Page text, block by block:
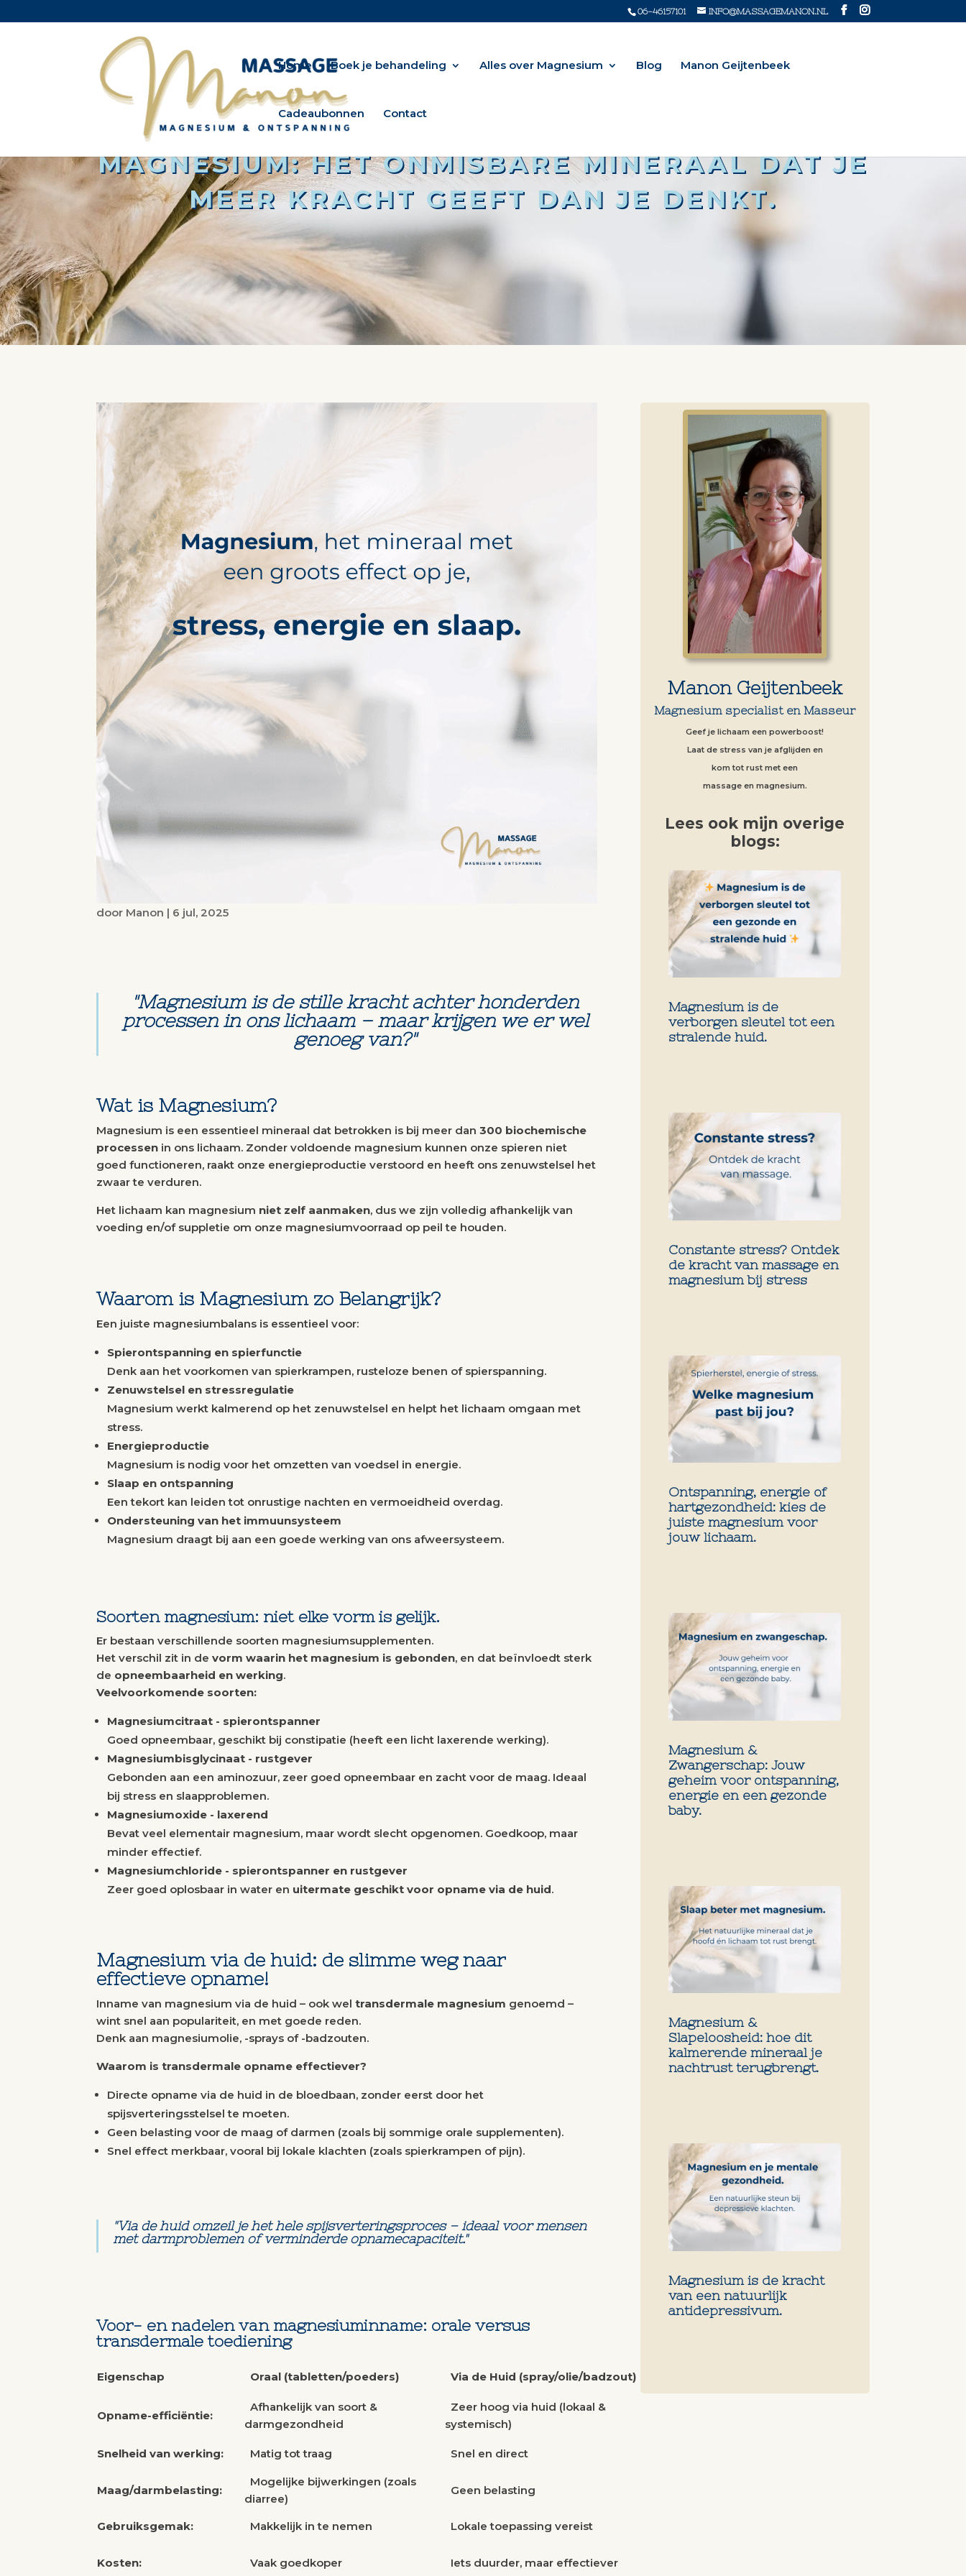
06-46157101 INFO@MASSAGEMANON.NL
Home Boek je behandeling Alles over Magnesium Blog Manon Geijtenbeek
Cadeaubonnen Contact
MAGNESIUM: HET ONMISBARE MINERAAL DAT JE
MEER KRACHT GEEFT DAN JE DENKT.
door Manon | 6 jul, 2025
"Magnesium is de stille kracht achter honderden
processen in ons lichaam – maar krijgen we er wel
genoeg van?"
Wat is Magnesium?
Magnesium is een essentieel mineraal dat betrokken is bij meer dan300 biochemische
processen in ons lichaam. Zonder voldoende magnesium kunnen onze spieren niet
goed functioneren, raakt onze energieproductie verstoord en heeft ons zenuwstelsel het
zwaar te verduren.
Het lichaam kan magnesium niet zelf aanmaken, dus we zijn volledig afhankelijk van
voeding en/of suppletie om onze magnesiumvoorraad op peil te houden.
Waarom is Magnesium zo Belangrijk?
Een juiste magnesiumbalans is essentieel voor:
Spierontspanning en spierfunctie
Denk aan het voorkomen van spierkrampen, rusteloze benen of spierspanning.
Zenuwstelsel en stressregulatie
Magnesium werkt kalmerend op het zenuwstelsel en helpt het lichaam omgaan met
stress.
Energieproductie
Magnesium is nodig voor het omzetten van voedsel in energie.
Slaap en ontspanning
Een tekort kan leiden tot onrustige nachten en vermoeidheid overdag.
Ondersteuning van het immuunsysteem
Magnesium draagt bij aan een goede werking van ons afweersysteem.
Soorten magnesium: niet elke vorm is gelijk.
Er bestaan verschillende soorten magnesiumsupplementen.
Het verschil zit in devorm waarin het magnesium is gebonden, en dat beïnvloedt sterk
de opneembaarheid en werking.
Veelvoorkomende soorten:
Magnesiumcitraat - spierontspanner
Goed opneembaar, geschikt bij constipatie (heeft een licht laxerende werking).
Magnesiumbisglycinaat - rustgever
Gebonden aan een aminozuur, zeer goed opneembaar en zacht voor de maag. Ideaal
bij stress en slaapproblemen.
Magnesiumoxide - laxerend
Bevat veel elementair magnesium, maar wordt slecht opgenomen. Goedkoop, maar
minder effectief.
Magnesiumchloride - spierontspanner en rustgever
Zeer goed oplosbaar in water en uitermate geschikt voor opname via de huid.
Magnesium via de huid: de slimme weg naar
effectieve opname!
Inname van magnesium via de huid – ook weltransdermale magnesium genoemd –
wint snel aan populariteit, en met goede reden.
Denk aan magnesiumolie, -sprays of -badzouten.
Waarom is transdermale opname effectiever?
Directe opname via de huid in de bloedbaan, zonder eerst door het
spijsverteringsstelsel te moeten.
Geen belasting voor de maag of darmen (zoals bij sommige orale supplementen).
Snel effect merkbaar, vooral bij lokale klachten (zoals spierkrampen of pijn).
"Via de huid omzeil je het hele spijsverteringsproces – ideaal voor mensen
met darmproblemen of verminderde opnamecapaciteit."
Voor- en nadelen van magnesiuminname: orale versus
transdermale toediening
Eigenschap Oraal (tabletten/poeders) Via de Huid (spray/olie/badzout)
Opname-efficiëntie:
Afhankelijk van soort &
darmgezondheid
Zeer hoog via huid (lokaal &
systemisch)
Snelheid van werking: Matig tot traag Snel en direct
Maag/darmbelasting:
Mogelijke bijwerkingen (zoals
diarree)
Geen belasting
Gebruiksgemak: Makkelijk in te nemen Lokale toepassing vereist
Kosten: Vaak goedkoper Iets duurder, maar effectiever
Manon Geijtenbeek
Magnesium specialist en Masseur
Geef je lichaam een powerboost!
Laat de stress van je afglijden en
kom tot rust met een
massage en magnesium.
Lees ook mijn overige
blogs:
Magnesium is de
verborgen sleutel tot een
stralende huid.
Constante stress? Ontdek
de kracht van massage en
magnesium bij stress
Ontspanning, energie of
hartgezondheid: kies de
juiste magnesium voor
jouw lichaam.
Magnesium &
Zwangerschap: Jouw
geheim voor ontspanning,
energie en een gezonde
baby.
Magnesium &
Slapeloosheid: hoe dit
kalmerende mineraal je
nachtrust terugbrengt.
Magnesium is de kracht
van een natuurlijk
antidepressivum.